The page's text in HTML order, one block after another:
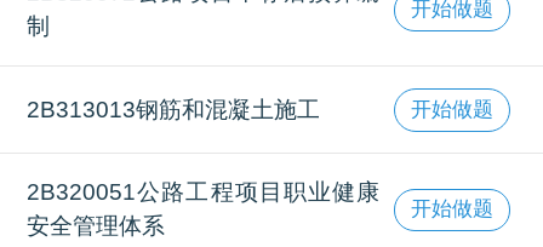
制
开始做题
2B313013钢筋和混凝土施工 开始做题
2B320051公路工程项目职业健康
安全管理体系
开始做题